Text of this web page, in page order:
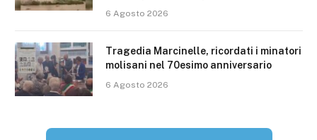
6 Agosto 2026
Tragedia Marcinelle, ricordati i minatori
molisani nel 70esimo anniversario
6 Agosto 2026